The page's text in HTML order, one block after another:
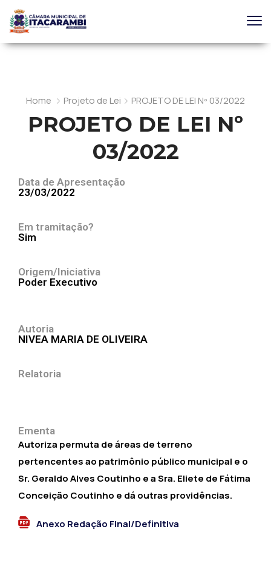
Home Projeto de Lei PROJETO DE LEI Nº 03/2022
PROJETO DE LEI Nº
03/2022
Data de Apresentação
23/03/2022
Em tramitação?
Sim
Origem/Iniciativa
Poder Executivo
Autoria
NIVEA MARIA DE OLIVEIRA
Relatoria
Ementa
Autoriza permuta de áreas de terreno
pertencentes ao patrimônio público municipal e o
Sr. Geraldo Alves Coutinho e a Sra. Eliete de Fátima
Conceição Coutinho e dá outras providências.
Anexo Redação Final/Definitiva